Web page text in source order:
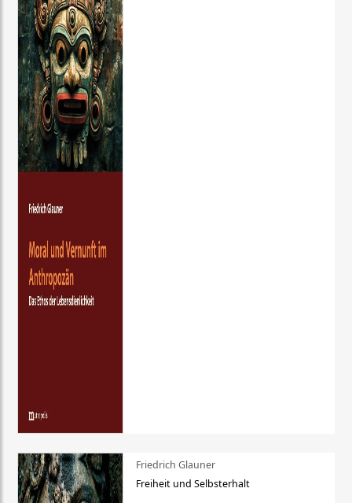
Friedrich Glauner
Freiheit und Selbsterhalt